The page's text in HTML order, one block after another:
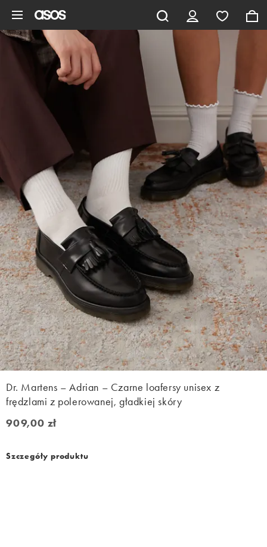
Dr. Martens – Adrian – Czarne loafersy unisex z
frędzlami z polerowanej, gładkiej skóry
909,00 zł
909,00 zł
Szczegóły produktu